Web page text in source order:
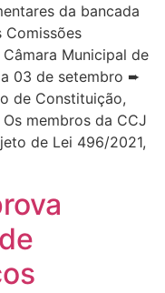
da bancada
Comissões
Municipal de
03 de setembro ➨
de Constituição,
membros da CCJ
de Lei 496/2021,